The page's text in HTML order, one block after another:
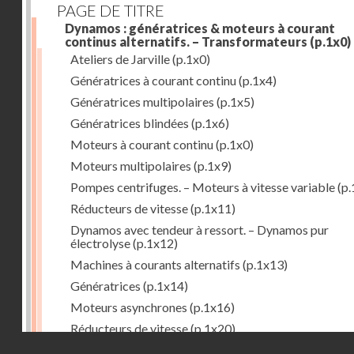
PAGE DE TITRE
Dynamos : génératrices & moteurs à courant
continus alternatifs. – Transformateurs (p.1x0)
Ateliers de Jarville(p.1x0)
Génératrices à courant continu(p.1x4)
Génératrices multipolaires (p.1x5)
Génératrices blindées (p.1x6)
Moteurs à courant continu(p.1x0)
Moteurs multipolaires (p.1x9)
Pompes centrifuges. – Moteurs à vitesse variable
Réducteurs de vitesse(p.1x11)
Dynamos avec tendeur à ressort. – Dynamos pur
électrolyse(p.1x12)
Machines à courants alternatifs (p.1x13)
Génératrices (p.1x14)
Moteurs asynchrones (p.1x16)
Réducteurs de vitesse(p.1x20)